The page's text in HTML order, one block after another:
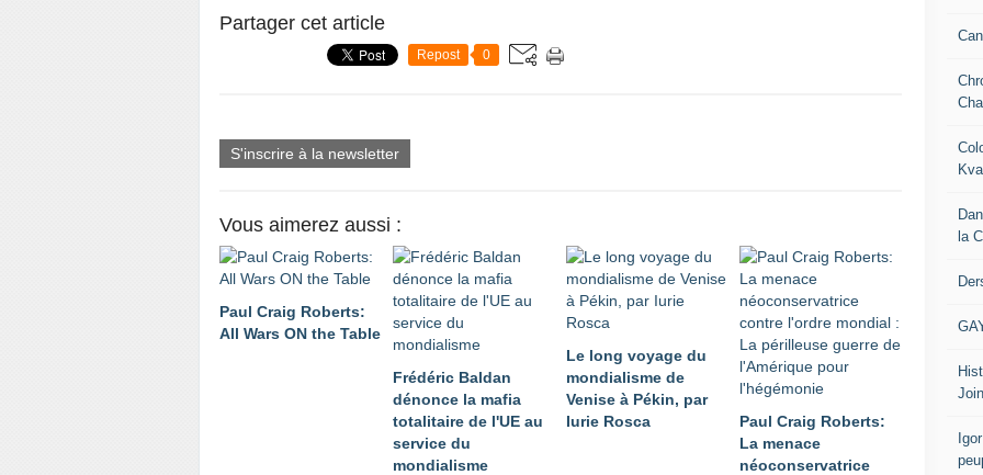
Partager cet article
Repost 0
S'inscrire à la newsletter
Vous aimerez aussi :
Paul Craig Roberts:
All Wars ON the Table
Frédéric Baldan
dénonce la mafia
totalitaire de l'UE au
service du
mondialisme
Le long voyage du
mondialisme de
Venise à Pékin, par
Iurie Rosca
Paul Craig Roberts:
La menace
néoconservatrice
la